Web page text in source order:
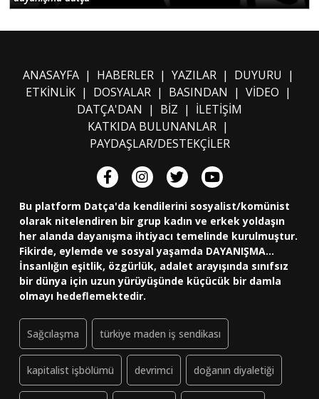
ANASAYFA| HABERLER| YAZILAR| DUYURU |
ETKİNLİK| DOSYALAR| BASINDAN | VİDEO |
DATÇA'DAN | BİZ | İLETİŞİM
KATKIDA BULUNANLAR |
PAYDAŞLAR/DESTEKÇİLER
Bu platform Datça'da kendilerini sosyalist/komünist
olarak nitelendiren bir grup kadın ve erkek yoldaşın
her alanda dayanışma ihtiyacı temelinde kurulmuştur.
Fikirde, eylemde ve sosyal yaşamda DAYANIŞMA...
İnsanlığın eşitlik, özgürlük, adalet arayışında sınıfsız
bir dünya için uzun yürüyüşünde küçücük bir damla
olmayı hedeflemektedir.
Sağcılaşma türkiye maden iş sendikası
kapitalist işbölümü devrimci doğanın diyaletiği